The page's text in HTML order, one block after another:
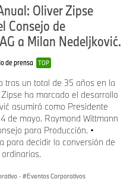
Oliver Zipse
Consejo de
a Milan Nedeljković.
de prensa TOP
tras un total de 35 años en la
ha marcado el desarrollo
asumirá como Presidente
de mayo. Raymond Wittmann
para Producción. •
para decidir la conversión de
· Eventos Corporativos